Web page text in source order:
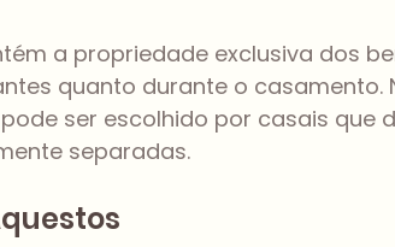
a propriedade exclusiva dos
quanto durante o casamento.
ser escolhido por casais que
separadas.